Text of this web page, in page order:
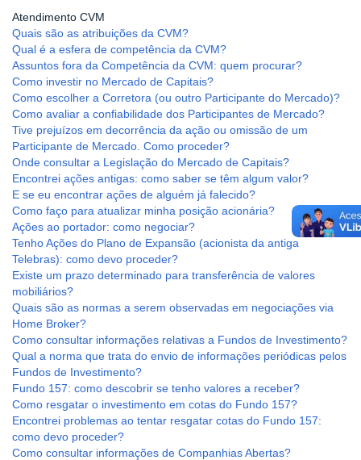
Atendimento CVM
Quais são as atribuições da CVM?
Qual é a esfera de competência da CVM?
Assuntos fora da Competência da CVM: quem procurar?
Como investir no Mercado de Capitais?
Como escolher a Corretora (ou outro Participante do Mercado)?
Como avaliar a confiabilidade dos Participantes de Mercado?
Tive prejuízos em decorrência da ação ou omissão de um
Participante de Mercado. Como proceder?
Onde consultar a Legislação do Mercado de Capitais?
Encontrei ações antigas: como saber se têm algum valor?
E se eu encontrar ações de alguém já falecido?
Como faço para atualizar minha posição acionária?
Ações ao portador: como negociar?
Tenho Ações do Plano de Expansão (acionista da antiga
Telebras): como devo proceder?
Existe um prazo determinado para transferência de valores
mobiliários?
Quais são as normas a serem observadas em negociações via
Home Broker?
Como consultar informações relativas a Fundos de Investimento?
Qual a norma que trata do envio de informações periódicas pelos
Fundos de Investimento?
Fundo 157: como descobrir se tenho valores a receber?
Como resgatar o investimento em cotas do Fundo 157?
Encontrei problemas ao tentar resgatar cotas do Fundo 157:
como devo proceder?
Como consultar informações de Companhias Abertas?